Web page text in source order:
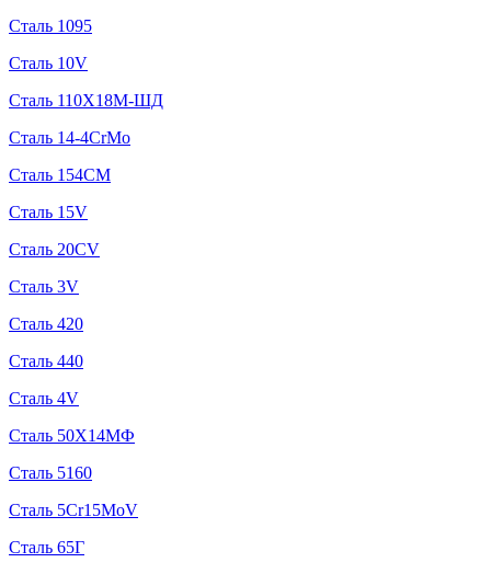
Сталь 1095
Сталь 10V
Сталь 110Х18М-ШД
Сталь 14-4CrMo
Сталь 154CM
Сталь 15V
Сталь 20CV
Сталь 3V
Сталь 420
Сталь 440
Сталь 4V
Сталь 50Х14МФ
Сталь 5160
Сталь 5Cr15MoV
Сталь 65Г